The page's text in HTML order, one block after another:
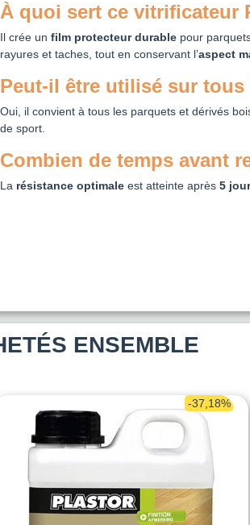
À quoi sert ce vitrificateur
Il crée un film protecteur durable pour
rayures et taches, tout en conservant l’aspect
Peut-il être utilisé sur
Oui, il convient à tous les parquets et dérivés
de sport.
Combien de temps avant
La résistance optimale est atteinte après 5
ENSEMBLE
-37,18%